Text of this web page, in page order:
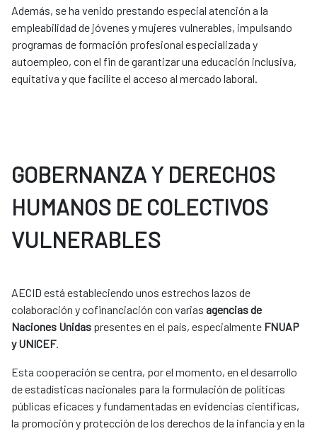
Además, se ha venido prestando especial atención a la
empleabilidad de jóvenes y mujeres vulnerables, impulsando
programas de formación profesional especializada y
autoempleo, con el fin de garantizar una educación inclusiva,
equitativa y que facilite el acceso al mercado laboral.
GOBERNANZA Y DERECHOS
HUMANOS DE COLECTIVOS
VULNERABLES
AECID está estableciendo unos estrechos lazos de
colaboración y cofinanciación con varias agencias de
Naciones Unidas presentes en el país, especialmente FNUAP
y UNICEF.
Esta cooperación se centra, por el momento, en el desarrollo
de estadísticas nacionales para la formulación de políticas
públicas eficaces y fundamentadas en evidencias científicas,
la promoción y protección de los derechos de la infancia y en la